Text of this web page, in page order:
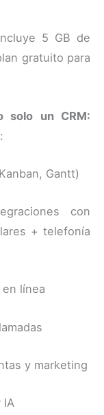
5 GB de
gratuito para
solo un CRM:
Gantt)
con
+ telefonía
línea
y marketing
IA